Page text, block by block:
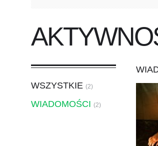
WSZYSTKIE (2)
WIADOMOŚCI (2)